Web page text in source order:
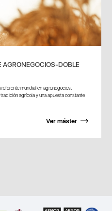
AGRONEGOCIOS-DOBLE
mundial en agronegocios,
agrícola y una apuesta constante
Ver máster